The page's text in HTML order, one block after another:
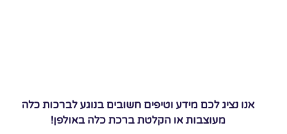
אנו נציג לכם מידע וטיפים חשובים בנוגע לברכות כלה
מעוצבות או הקלטת ברכת כלה באולפן!